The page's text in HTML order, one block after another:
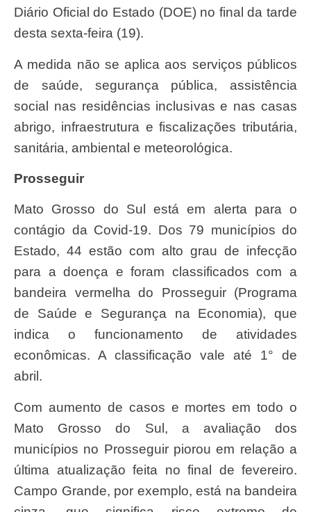
Diário Oficial do Estado (DOE) no final da tarde
desta sexta-feira (19).
A medida não se aplica aos serviços públicos
de saúde, segurança pública, assistência
social nas residências inclusivas e nas casas
abrigo, infraestrutura e fiscalizações tributária,
sanitária, ambiental e meteorológica.
Prosseguir
Mato Grosso do Sul está em alerta para o
contágio da Covid-19. Dos 79 municípios do
Estado, 44 estão com alto grau de infecção
para a doença e foram classificados com a
bandeira vermelha do Prosseguir (Programa
de Saúde e Segurança na Economia), que
indica o funcionamento de atividades
econômicas. A classificação vale até 1° de
abril.
Com aumento de casos e mortes em todo o
Mato Grosso do Sul, a avaliação dos
municípios no Prosseguir piorou em relação a
última atualização feita no final de fevereiro.
Campo Grande, por exemplo, está na bandeira